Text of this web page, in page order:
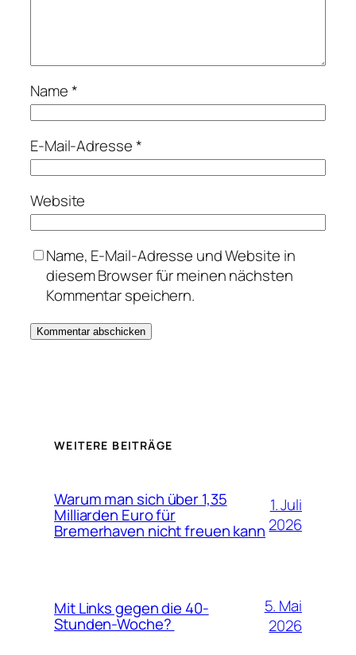
Name*
E-Mail-Adresse*
Website
Name, E-Mail-Adresse und Website in
diesem Browser für meinen nächsten
Kommentar speichern.
WEITERE BEITRÄGE
Warum man sich über 1,35
Milliarden Euro für
Bremerhaven nicht freuen kann
1. Juli
2026
Mit Links gegen die 40-
Stunden-Woche?
5. Mai
2026